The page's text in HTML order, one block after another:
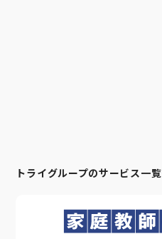
トライグループのサービス一覧